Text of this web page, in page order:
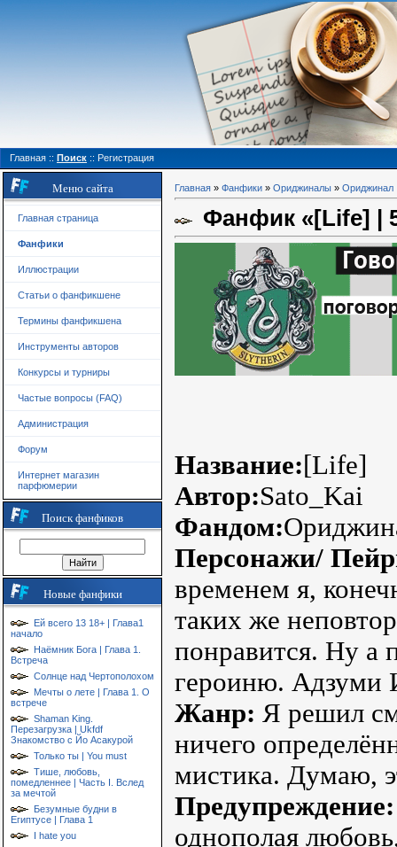
Главная :: Поиск :: Регистрация
Меню сайта
Главная страница
Фанфики
Иллюстрации
Статьи о фанфикшене
Термины фанфикшена
Инструменты авторов
Конкурсы и турниры
Частые вопросы (FAQ)
Администрация
Форум
Интернет магазин
парфюмерии
Поиск фанфиков
Новые фанфики
Ей всего 13 18+ | Глава1
начало
Наёмник Бога | Глава 1.
Встреча
Солнце над Чертополохом
Мечты о лете | Глава 1. О
встрече
Shaman King.
Перезагрузка | Ukfdf
Знакомство с Йо Асакурой
Только ты | You must
Тише, любовь,
помедленнее | Часть I. Вслед
за мечтой
Безумные будни в
Египтусе | Глава 1
I hate you
Главная » Фанфики » Ориджиналы » Ориджинал
Фанфик «[Life] |
Название:[Life]
Автор:Sato_Kai
Фандом:
Персонажи/
временем я,
таких же
понравится. Ну а
героиню. Адзуми
Жанр: Я решил
ничего
мистика. Думаю,
Предупреждение:
однополая